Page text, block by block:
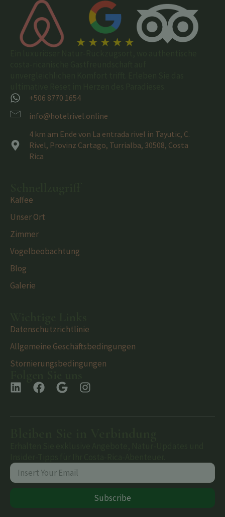
+506 8770 1654
info@hotelrivel.online
4 km am Ende von La entrada rivel in Tayutic, C.
Rivel, Provinz Cartago, Turrialba, 30508, Costa
Rica
Kaffee
Unser Ort
Zimmer
Vogelbeobachtung
Blog
Galerie
Datenschutzrichtlinie
Allgemeine Geschäftsbedingungen
Stornierungsbedingungen
Subscribe